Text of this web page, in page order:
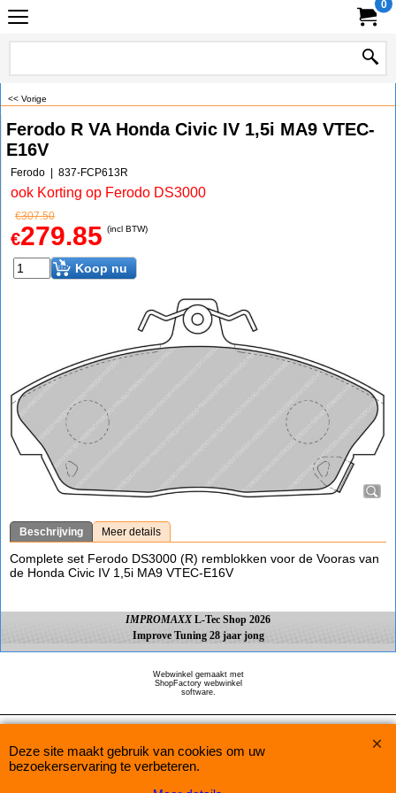
0
<< Vorige
Ferodo R VA Honda Civic IV 1,5i MA9 VTEC-
E16V
Ferodo 837-FCP613R
ook Korting op Ferodo DS3000
€307.50
€279.85 (incl BTW)
Koop nu
Beschrijving Meer details
Complete set Ferodo DS3000 (R) remblokken voor de Vooras van
de Honda Civic IV 1,5i MA9 VTEC-E16V
IMPROMAXX L-Tec Shop 2026
Improve Tuning 28 jaar jong
Webwinkel gemaakt met
ShopFactory webwinkel
software.
Deze site maakt gebruik van cookies om uw
bezoekerservaring te verbeteren.